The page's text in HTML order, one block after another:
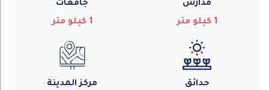
مدارس
1 كيلو متر
جامعات
1 كيلو متر
حدائق
مركز المدينة